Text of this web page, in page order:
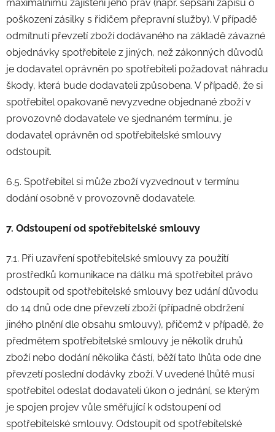
maximálnímu zajištění jeho práv (např. sepsání zápisu o
poškození zásilky s řidičem přepravní služby). V případě
odmítnutí převzetí zboží dodávaného na základě závazné
objednávky spotřebitele z jiných, než zákonných důvodů
je dodavatel oprávněn po spotřebiteli požadovat náhradu
škody, která bude dodavateli způsobena. V případě, že si
spotřebitel opakovaně nevyzvedne objednané zboží v
provozovně dodavatele ve sjednaném termínu, je
dodavatel oprávněn od spotřebitelské smlouvy
odstoupit.
6.5. Spotřebitel si může zboží vyzvednout v termínu
dodání osobně v provozovně dodavatele.
7. Odstoupení od spotřebitelské smlouvy
7.1. Při uzavření spotřebitelské smlouvy za použití
prostředků komunikace na dálku má spotřebitel právo
odstoupit od spotřebitelské smlouvy bez udání důvodu
do 14 dnů ode dne převzetí zboží (případně obdržení
jiného plnění dle obsahu smlouvy), přičemž v případě, že
předmětem spotřebitelské smlouvy je několik druhů
zboží nebo dodání několika částí, běží tato lhůta ode dne
převzetí poslední dodávky zboží. V uvedené lhůtě musí
spotřebitel odeslat dodavateli úkon o jednání, se kterým
je spojen projev vůle směřující k odstoupení od
spotřebitelské smlouvy. Odstoupit od spotřebitelské